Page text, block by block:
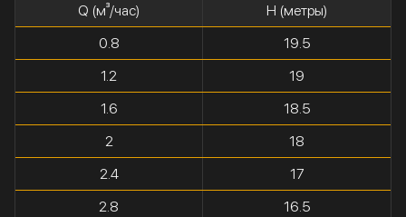
Q (м³/час)
H (метры)
0.8
19.5
1.2
19
1.6
18.5
2
18
2.4
17
2.8
16.5